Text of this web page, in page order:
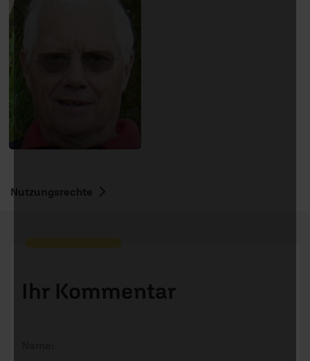
Nutzungsrechte
Ihr Kommentar